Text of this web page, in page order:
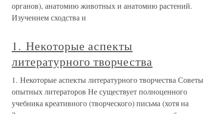
органов), анатомию животных и анатомию растений.
Изучением сходства и
1. Некоторые аспекты
литературного творчества
1. Некоторые аспекты литературного творчества Советы
опытных литераторов Не существует полноценного
учебника креативного (творческого) письма (хотя на